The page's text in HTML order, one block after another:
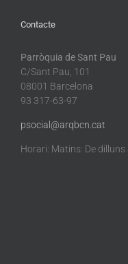
Contacte
Parròquia de Sant Pau
C/Sant Pau, 101
08001 Barcelona
93 317-63-97
psocial@arqbcn.cat
Horari: Matins: De